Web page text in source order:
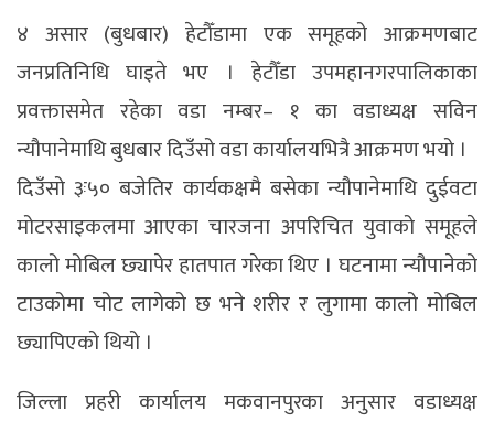
४ असार (बुधबार) हेटौँडामा एक समूहको आक्रमणबाट
जनप्रतिनिधि घाइते भए । हेटौँडा उपमहानगरपालिकाका
प्रवक्तासमेत रहेका वडा नम्बर– १ का वडाध्यक्ष सविन
न्यौपानेमाथि बुधबार दिउँसो वडा कार्यालयभित्रै आक्रमण भयो ।
दिउँसो ३ः५० बजेतिर कार्यकक्षमै बसेका न्यौपानेमाथि दुईवटा
मोटरसाइकलमा आएका चारजना अपरिचित युवाको समूहले
कालो मोबिल छ्यापेर हातपात गरेका थिए । घटनामा न्यौपानेको
टाउकोमा चोट लागेको छ भने शरीर र लुगामा कालो मोबिल
छ्यापिएको थियो ।
जिल्ला प्रहरी कार्यालय मकवानपुरका अनुसार वडाध्यक्ष